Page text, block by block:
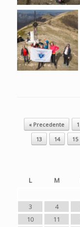
Navigazione articolo
« Precedente 1
13
14 15
L
M
3
4
10
11